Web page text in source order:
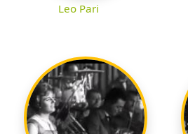
Leo Pari